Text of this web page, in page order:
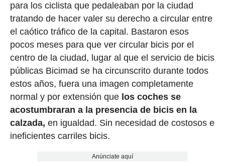
para los ciclista que pedaleaban por la ciudad
tratando de hacer valer su derecho a circular entre
el caótico tráfico de la capital. Bastaron esos
pocos meses para que ver circular bicis por el
centro de la ciudad, lugar al que el servicio de bicis
públicas Bicimad se ha circunscrito durante todos
estos años, fuera una imagen completamente
normal y por extensión que los coches se
acostumbraran a la presencia de bicis en la
calzada, en igualdad. Sin necesidad de costosos e
ineficientes carriles bicis.
Anúnciate aquí